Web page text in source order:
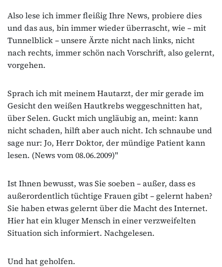
Also lese ich immer fleißig Ihre News, probiere dies
und das aus, bin immer wieder überrascht, wie – mit
Tunnelblick – unsere Ärzte nicht nach links, nicht
nach rechts, immer schön nach Vorschrift, also gelernt,
vorgehen.
Sprach ich mit meinem Hautarzt, der mir gerade im
Gesicht den weißen Hautkrebs weggeschnitten hat,
über Selen. Guckt mich ungläubig an, meint: kann
nicht schaden, hilft aber auch nicht. Ich schnaube und
sage nur: Jo, Herr Doktor, der mündige Patient kann
lesen. (News vom 08.06.2009)"
Ist Ihnen bewusst, was Sie soeben – außer, dass es
außerordentlich tüchtige Frauen gibt – gelernt haben?
Sie haben etwas gelernt über die Macht des Internet.
Hier hat ein kluger Mensch in einer verzweifelten
Situation sich informiert. Nachgelesen.
Und hat geholfen.